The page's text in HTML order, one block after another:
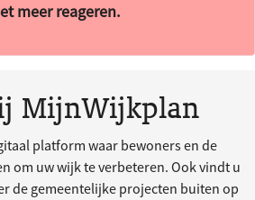
meer reageren.
MijnWijkplan
platform waar bewoners en de
om uw wijk te verbeteren. Ook vindt u
de gemeentelijke projecten buiten op